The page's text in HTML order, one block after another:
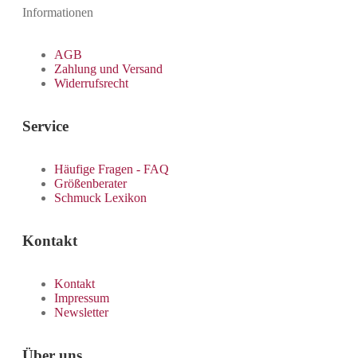
Informationen
AGB
Zahlung und Versand
Widerrufsrecht
Service
Häufige Fragen - FAQ
Größenberater
Schmuck Lexikon
Kontakt
Kontakt
Impressum
Newsletter